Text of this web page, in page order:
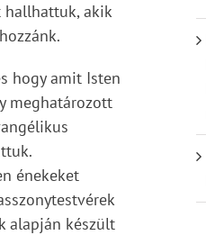
hallhattuk, akik
hogy amit Isten
meghatározott
énekeket
alapján készült